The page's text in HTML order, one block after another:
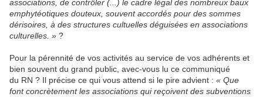
associations, de contrôler (...) le cadre légal des nombreux baux
emphytéotiques douteux, souvent accordés pour des sommes
dérisoires, à des structures cultuelles déguisées en associations
culturelles. » ?
Pour la pérennité de vos activités au service de vos adhérents et
bien souvent du grand public, avec-vous lu ce communiqué
du RN ? Il précise ce qui vous attend si le pire advient : « Que
font concrètement les associations qui reçoivent des subventions